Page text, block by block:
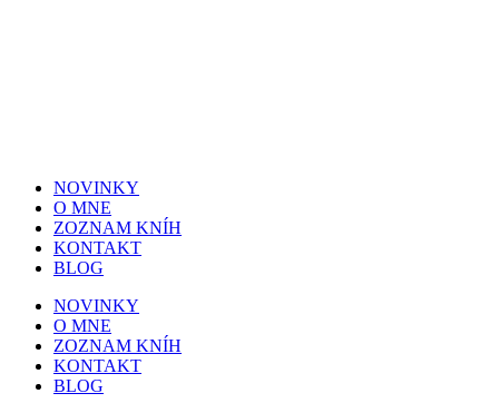
NOVINKY
O MNE
ZOZNAM KNÍH
KONTAKT
BLOG
NOVINKY
O MNE
ZOZNAM KNÍH
KONTAKT
BLOG